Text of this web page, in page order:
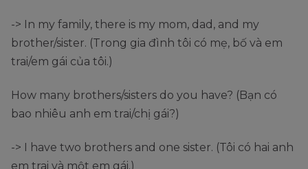
-> In my family, there is my mom, dad, and my
brother/sister. (Trong gia đình tôi có mẹ, bố và em
trai/em gái của tôi.)
How many brothers/sisters do you have? (Bạn có
bao nhiêu anh em trai/chị gái?)
-> I have two brothers and one sister. (Tôi có hai anh
em trai và một em gái.)